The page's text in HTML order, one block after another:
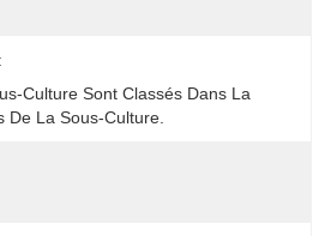
Culture Sont Classés Dans La
De La Sous-Culture.